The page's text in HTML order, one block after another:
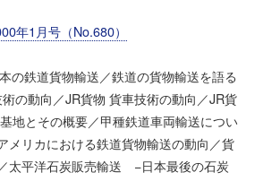
年1月号（No.680）
の鉄道貨物輸送／鉄道の貨物輸送を語る
の動向／JR貨物 貨車技術の動向／JR貨
地とその概要／甲種鉄道車両輸送につい
メリカにおける鉄道貨物輸送の動向／貨
太平洋石炭販売輸送 −日本最後の石炭